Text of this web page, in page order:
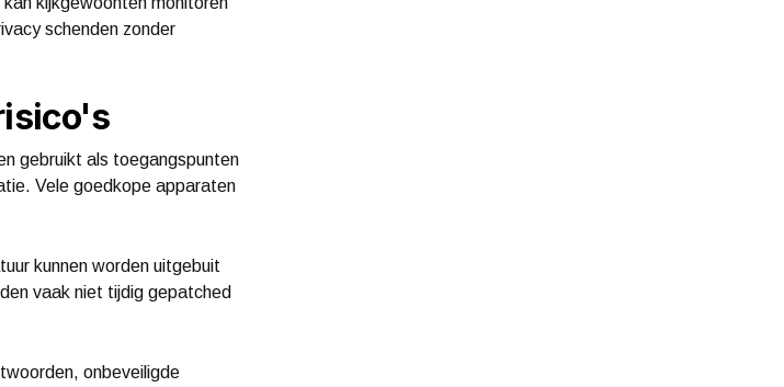
schenden zonder
gebruikt als toegangspunten
Vele goedkope apparaten
kunnen worden uitgebuit
vaak niet tijdig gepatched
onbeveiligde